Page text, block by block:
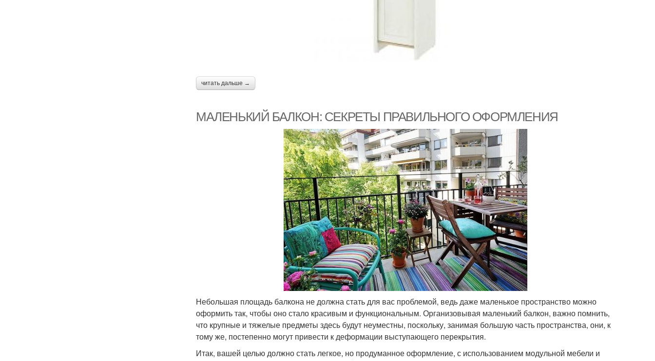
читать дальше →
МАЛЕНЬКИЙ БАЛКОН: СЕКРЕТЫ ПРАВИЛЬНОГО ОФОРМЛЕНИЯ
Небольшая площадь балкона не должна стать для вас проблемой, ведь даже маленькое пространство можно
оформить так, чтобы оно стало красивым и функциональным. Организовывая маленький балкон, важно помнить,
что крупные и тяжелые предметы здесь будут неуместны, поскольку, занимая большую часть пространства, они, к
тому же, постепенно могут привести к деформации выступающего перекрытия.
Итак, вашей целью должно стать легкое, но продуманное оформление, с использованием модульной мебели и